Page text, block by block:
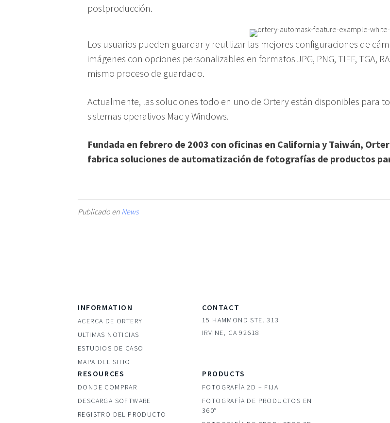
postproducción.
Los usuarios pueden guardar y reutilizar las mejores configuraciones de
imágenes con opciones personalizables en formatos JPG, PNG, TIFF, TGA,
mismo proceso de guardado.
Actualmente, las soluciones todo en uno de Ortery están disponibles para
sistemas operativos Mac y Windows.
Fundada en febrero de 2003 con oficinas en California y Taiwán,
fabrica soluciones de automatización de fotografías de productos
Publicado en News
INFORMATION
ACERCA DE ORTERY
ULTIMAS NOTICIAS
ESTUDIOS DE CASO
MAPA DEL SITIO
CONTACT
15 HAMMOND STE. 313
IRVINE, CA 92618
RESOURCES
DONDE COMPRAR
DESCARGA SOFTWARE
REGISTRO DEL PRODUCTO
PRODUCTS
FOTOGRAFÍA 2D – FIJA
FOTOGRAFÍA DE PRODUCTOS EN
360°